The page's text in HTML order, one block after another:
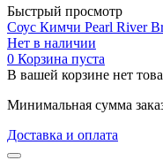
Быстрый просмотр
Соус Кимчи Pearl River
Нет в наличии
0 Корзина пуста
В вашей корзине нет
Минимальная сумма
Доставка и оплата